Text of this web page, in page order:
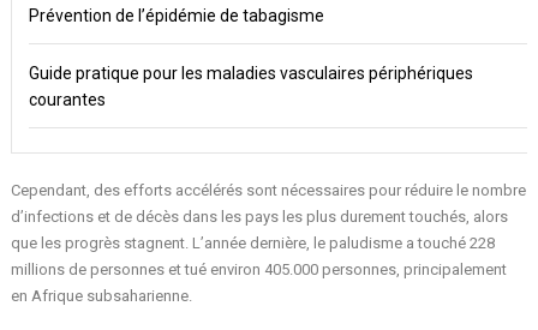
Prévention de l’épidémie de tabagisme
Guide pratique pour les maladies vasculaires périphériques
courantes
Cependant, des efforts accélérés sont nécessaires pour réduire le nombre
d’infections et de décès dans les pays les plus durement touchés, alors
que les progrès stagnent. L’année dernière, le paludisme a touché 228
millions de personnes et tué environ 405.000 personnes, principalement
en Afrique subsaharienne.